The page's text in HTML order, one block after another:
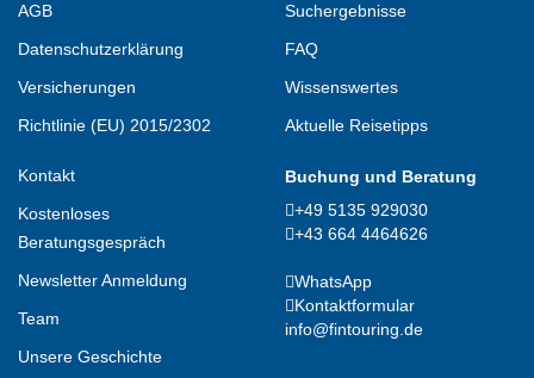
AGB
Datenschutzerklärung
Versicherungen
Richtlinie (EU) 2015/2302
Suchergebnisse
FAQ
Wissenswertes
Aktuelle Reisetipps
Kontakt
Kostenloses
Beratungsgespräch
Newsletter Anmeldung
Team
Unsere Geschichte
Buchung und Beratung
+49 5135 929030
+43 664 4464626
WhatsApp
Kontaktformular
info@fintouring.de